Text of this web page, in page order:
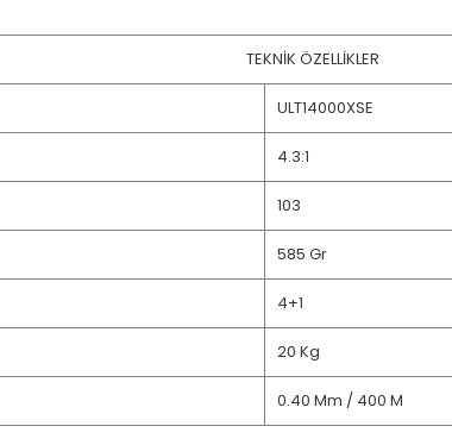
TEKNİK ÖZELLİKLER
ULT14000XSE
4.3:1
103
585 Gr
4+1
20 Kg
0.40 Mm / 400 M